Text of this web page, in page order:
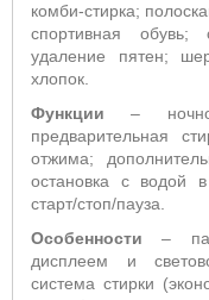
комби-стирка;
спортивная обувь;
удаление пятен;
хлопок.
Функции–
предварительная
отжима;
остановка с водой
старт/стоп/пауза.
Особенности–
дисплеем и
система стирки